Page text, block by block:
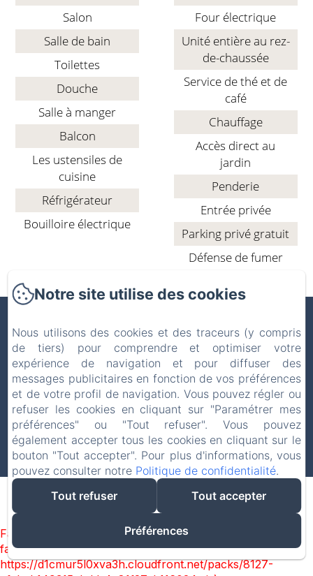
Salon
Salle de bain
Toilettes
Douche
Salle à manger
Balcon
Les ustensiles de
cuisine
Réfrigérateur
Bouilloire électrique
Four électrique
Unité entière au rez-
de-chaussée
Service de thé et de
café
Chauffage
Accès direct au
jardin
Penderie
Entrée privée
Parking privé gratuit
Défense de fumer
LA FERME DE WERPIN
Mentions légales
Rue de la vierge 7, Hotton, 6990, Belgique
amioutdoor@gmail.com
+32499323306 (fr, nl, eng)
+32456203817 (nl, eng, du)
Créé par Amenitiz
Failed to load BookingEngine/index: Loading chunk 8127
failed. (missing:
https://d1cmur5l0xva3h.cloudfront.net/packs/8127-
Notre site utilise des cookies
Nous utilisons des cookies et des traceurs (y compris
de tiers) pour comprendre et optimiser votre
expérience de navigation et pour diffuser des
messages publicitaires en fonction de vos préférences
et de votre profil de navigation. Vous pouvez régler ou
refuser les cookies en cliquant sur "Paramétrer mes
préférences" ou "Tout refuser". Vous pouvez
également accepter tous les cookies en cliquant sur le
bouton "Tout accepter". Pour plus d'informations, vous
pouvez consulter notre Politique de confidentialité.
Tout refuser
Tout accepter
Préférences